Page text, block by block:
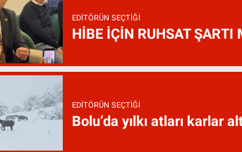
EDITÖRÜN SEÇTIĞI
HİBE İÇİN RUHSAT ŞARTI
EDITÖRÜN SEÇTIĞI
Bolu’da yılkı atları karlar